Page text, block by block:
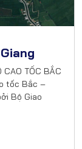
CAO TỐC BẮC
tốc Bắc –
Bộ Giao